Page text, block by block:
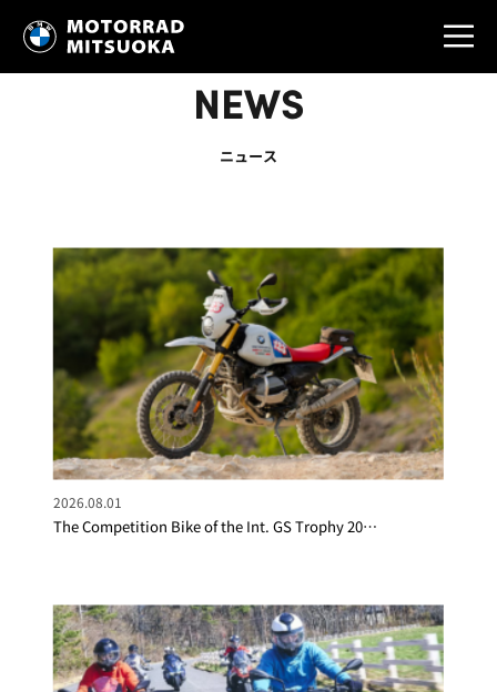
NEWS
ニュース
The Competition Bike of the Int. GS Trophy 20…
2026.08.01